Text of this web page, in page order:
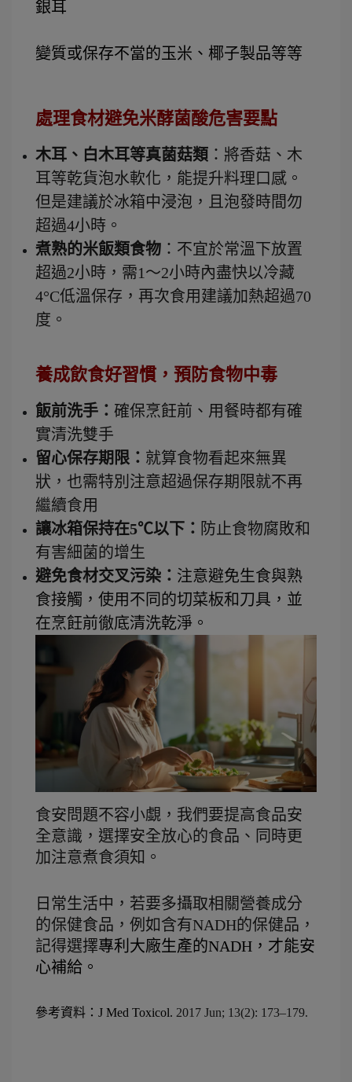
銀耳
變質或保存不當的玉米、椰子製品等等
處理食材避免米酵菌酸危害要點
木耳、白木耳等真菌菇類 ：將香菇、木
耳等乾貨泡水軟化，能提升料理口感。
但是建議於冰箱中浸泡，且泡發時間勿
超過4小時。
煮熟的米飯類食物 ：不宜於常溫下放置
超過2小時，需1～2小時內盡快以冷藏
4°C低溫保存，再次食用建議加熱超過70
度。
養成飲食好習慣，預防食物中毒
飯前洗手： 確保烹飪前、用餐時都有確
實清洗雙手
留心保存期限： 就算食物看起來無異
狀，也需特別注意超過保存期限就不再
繼續食用
讓冰箱保持在5℃以下： 防止食物腐敗和
有害細菌的增生
避免食材交叉污染： 注意避免生食與熟
食接觸，使用不同的切菜板和刀具，並
在烹飪前徹底清洗乾淨。
食安問題不容小覷，我們要提高食品安
全意識，選擇安全放心的食品、同時更
加注意煮食須知。
日常生活中，若要多攝取相關營養成分
的保健食品，例如含有NADH的保健品，
記得選擇專利大廠生產的NADH，才能安
心補給。
參考資料： J Med Toxicol. 2017 Jun; 13(2): 173–179.